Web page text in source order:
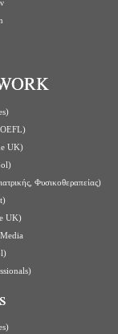
UK)
Φυσικοθεραπείας)
UK)